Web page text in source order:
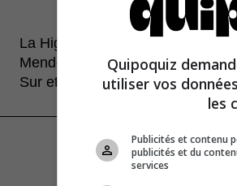
La Highway 1 en Californie
Mendocino au nord, et traverse
Sur et le pont du Golden Gate.
Quipoquiz
utiliser vos
les
Publicités et contenu
publicités et du
services